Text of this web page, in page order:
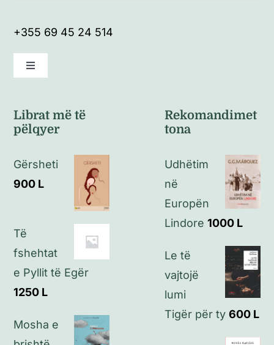
+355 69 45 24 514
Toggle
Politikat e kthimeve
Politikat e privatësisë
Kontakt
Librat më të
pëlqyer
Gërsheti
900 L
Të
fshehtat
e Pyllit të Egër
1250 L
Mosha e
Rekomandimet
tona
Udhëtim
në
Europën
Lindore 1000 L
Le të
vajtojë
lumi
Tigër për ty 600 L